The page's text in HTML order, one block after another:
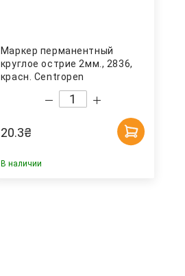
Маркер перманентный
круглое острие 2мм., 2836,
красн. Centropen
20.3₴
В наличии